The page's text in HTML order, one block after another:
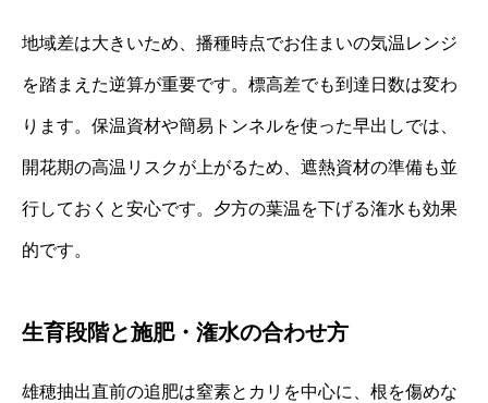
地域差は大きいため、播種時点でお住まいの気温レンジ
を踏まえた逆算が重要です。標高差でも到達日数は変わ
ります。保温資材や簡易トンネルを使った早出しでは、
開花期の高温リスクが上がるため、遮熱資材の準備も並
行しておくと安心です。夕方の葉温を下げる潅水も効果
的です。
生育段階と施肥・潅水の合わせ方
雄穂抽出直前の追肥は窒素とカリを中心に、根を傷めな